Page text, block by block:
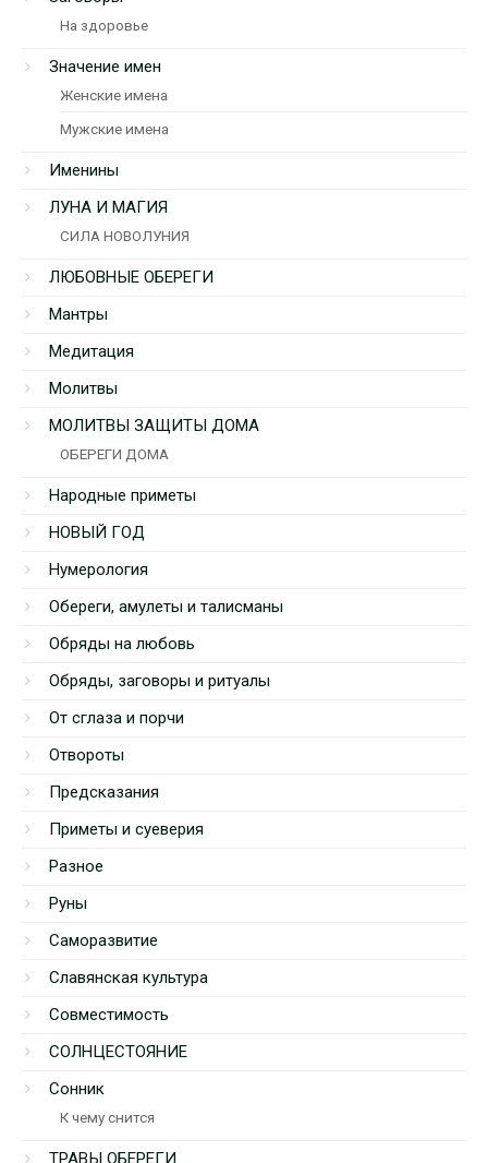
На здоровье
Значение имен
Женские имена
Мужские имена
Именины
ЛУНА И МАГИЯ
СИЛА НОВОЛУНИЯ
ЛЮБОВНЫЕ ОБЕРЕГИ
Мантры
Медитация
Молитвы
МОЛИТВЫ ЗАЩИТЫ ДОМА
ОБЕРЕГИ ДОМА
Народные приметы
НОВЫЙ ГОД
Нумерология
Обереги, амулеты и талисманы
Обряды на любовь
Обряды, заговоры и ритуалы
От сглаза и порчи
Отвороты
Предсказания
Приметы и суеверия
Разное
Руны
Саморазвитие
Славянская культура
Совместимость
СОЛНЦЕСТОЯНИЕ
Сонник
К чему снится
ТРАВЫ ОБЕРЕГИ